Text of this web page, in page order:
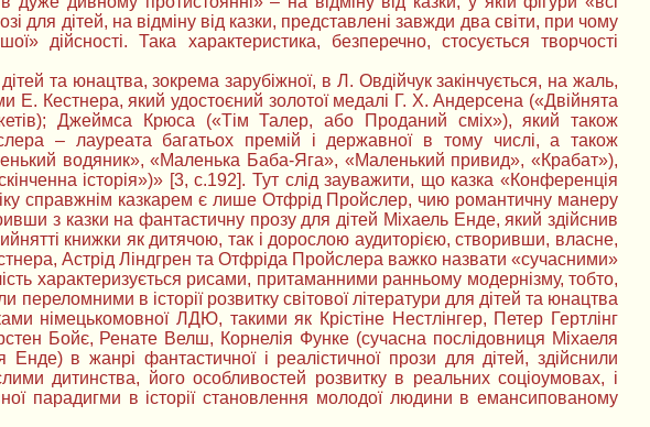
для дітей, на відміну від казки, представлені завжди два світи, при чому
дійсності. Така характеристика, безперечно, стосується творчості
та юнацтва, зокрема зарубіжної, в Л. Овдійчук закінчується, на жаль,
Кестнера, який удостоєний золотої медалі Г. Х. Андерсена («Двійнята
Джеймса Крюса («Тім Талер, або Проданий сміх»), який також
– лауреата багатьох премій і державної в тому числі, а також
водяник», «Маленька Баба-Яга», «Маленький привид», «Крабат»),
історія»)» [3, с.192]. Тут слід зауважити, що казка «Конференція
справжнім казкарем є лише Отфрід Пройслер, чию романтичну манеру
з казки на фантастичну прозу для дітей Міхаель Енде, який здійснив
книжки як дитячою, так і дорослою аудиторією, створивши, власне,
Астрід Ліндгрен та Отфріда Пройслера важко назвати «сучасними»
характеризується рисами, притаманними ранньому модернізму, тобто,
в історії розвитку світової літератури для дітей та юнацтва
німецькомовної ЛДЮ, такими як Крістіне Нестлінгер, Петер Гертлінг
Бойє, Ренате Велш, Корнелія Функе (сучасна послідовниця Міхаеля
в жанрі фантастичної і реалістичної прози для дітей, здійснили
дитинства, його особливостей розвитку в реальних соціоумовах, і
парадигми в історії становлення молодої людини в емансипованому